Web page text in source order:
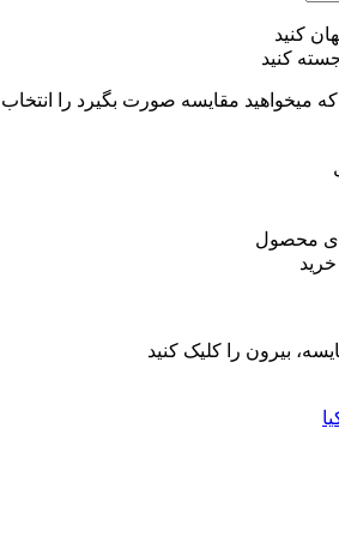
کنید
کنید
میخواهید مقایسه صورت بگیرد را انتخاب
محصول
بیرون را کلیک کنید